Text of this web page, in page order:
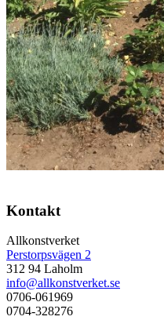
Kontakt
Allkonstverket
Perstorpsvägen 2
312 94 Laholm
info@allkonstverket.se
0706-061969
0704-328276